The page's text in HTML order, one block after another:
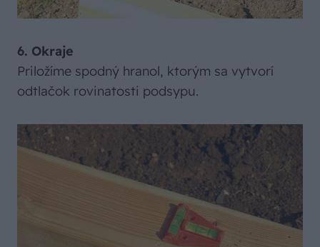
6. Okraje
Priložíme spodný hranol, ktorým sa vytvorí
odtlačok rovinatosti podsypu.